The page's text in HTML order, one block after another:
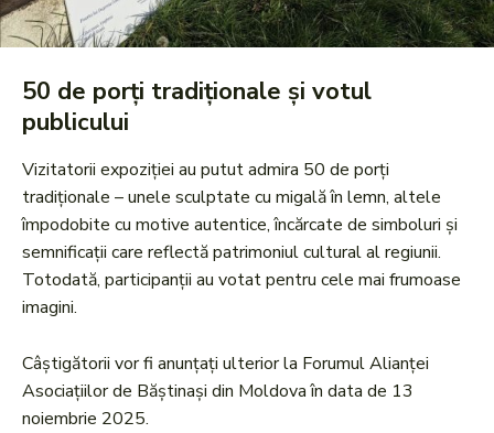
50 de porți tradiționale și votul
publicului
Vizitatorii expoziției au putut admira 50 de porți
tradiționale – unele sculptate cu migală în lemn, altele
împodobite cu motive autentice, încărcate de simboluri și
semnificații care reflectă patrimoniul cultural al regiunii.
Totodată, participanții au votat pentru cele mai frumoase
imagini.
Câștigătorii vor fi anunțați ulterior la Forumul Alianței
Asociațiilor de Băștinași din Moldova în data de 13
noiembrie 2025.